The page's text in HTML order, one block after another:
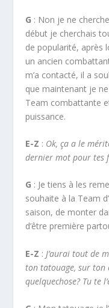
G : Non je ne
début je cherchais
de popularité, après
un ancien
m’a contacté, il a
que maintenant je
Team combattante
puissance.
E-Z : Ok, ça a le
dernier mot pour tes
G : Je tiens à les
souhaite à la Team
saison, de monter
d’être première
E-Z :J’aurai tout de
ton tatouage, sur ton
quelquechose? Tu te